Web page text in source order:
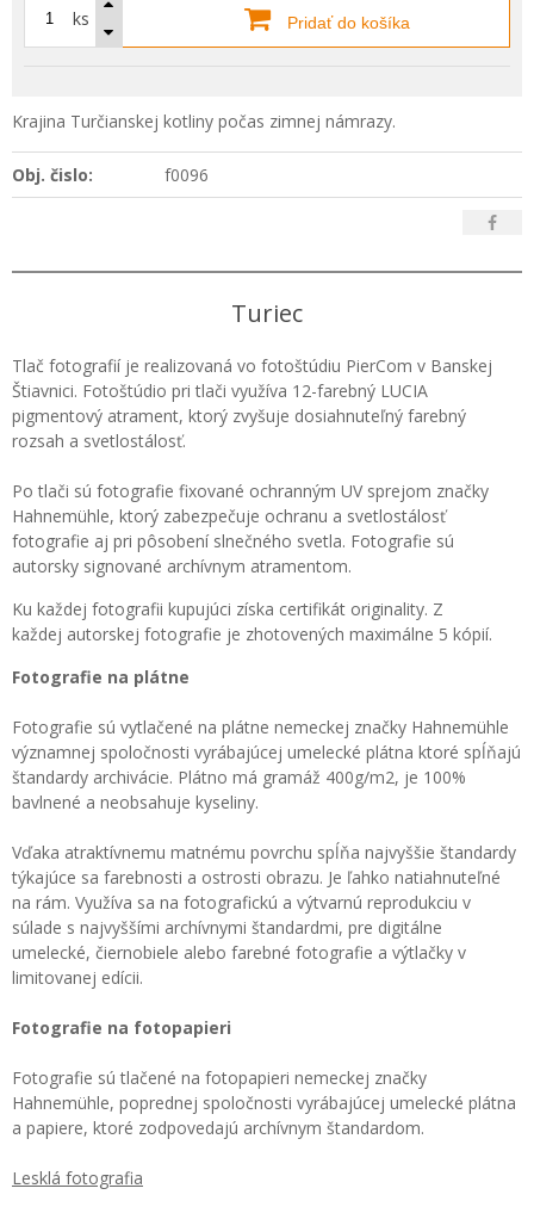
ks Pridať do košíka
Krajina Turčianskej kotliny počas zimnej námrazy.
Obj. čislo: f0096
Turiec
Tlač fotografií je realizovaná vo fotoštúdiu PierCom v Banskej
Štiavnici. Fotoštúdio pri tlači využíva 12-farebný LUCIA
pigmentový atrament, ktorý zvyšuje dosiahnuteľný farebný
rozsah a svetlostálosť.
Po tlači sú fotografie fixované ochranným UV sprejom značky
Hahnemühle, ktorý zabezpečuje ochranu a svetlostálosť
fotografie aj pri pôsobení slnečného svetla. Fotografie sú
autorsky signované archívnym atramentom.
Ku každej fotografii kupujúci získa certifikát originality. Z
každej autorskej fotografie je zhotovených maximálne 5 kópií.
Fotografie na plátne
Fotografie sú vytlačené na plátne nemeckej značky Hahnemühle
významnej spoločnosti vyrábajúcej umelecké plátna ktoré spĺňajú
štandardy archivácie. Plátno má gramáž 400g/m2, je 100%
bavlnené a neobsahuje kyseliny.
Vďaka atraktívnemu matnému povrchu spĺňa najvyššie štandardy
týkajúce sa farebnosti a ostrosti obrazu. Je ľahko natiahnuteľné
na rám. Využíva sa na fotografickú a výtvarnú reprodukciu v
súlade s najvyššími archívnymi štandardmi, pre digitálne
umelecké, čiernobiele alebo farebné fotografie a výtlačky v
limitovanej edícii.
Fotografie na fotopapieri
Fotografie sú tlačené na fotopapieri nemeckej značky
Hahnemühle, poprednej spoločnosti vyrábajúcej umelecké plátna
a papiere, ktoré zodpovedajú archívnym štandardom.
Lesklá fotografia